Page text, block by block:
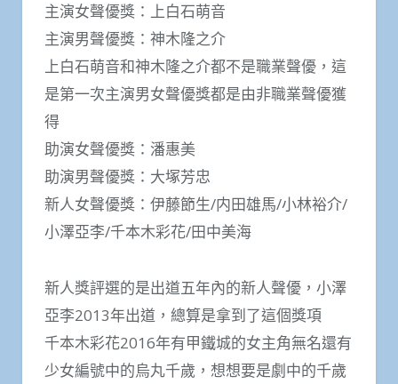
主演女聲優獎：上白石萌音
主演男聲優獎：神木隆之介
上白石萌音和神木隆之介都不是職業聲優，這
是第一次主演男女聲優獎都是由非職業聲優獲
得
助演女聲優獎：潘惠美
助演男聲優獎：大塚芳忠
新人女聲優獎：伊藤節生/内田雄馬/小林裕介/
小澤亞李/千本木彩花/田中美海
新人獎評選的是出道五年內的新人聲優，小澤
亞李2013年出道，總算是拿到了這個獎項
千本木彩花2016年有甲鐵城的女主角無名還有
少女編號中的烏丸千歲，想想要是劇中的千歲